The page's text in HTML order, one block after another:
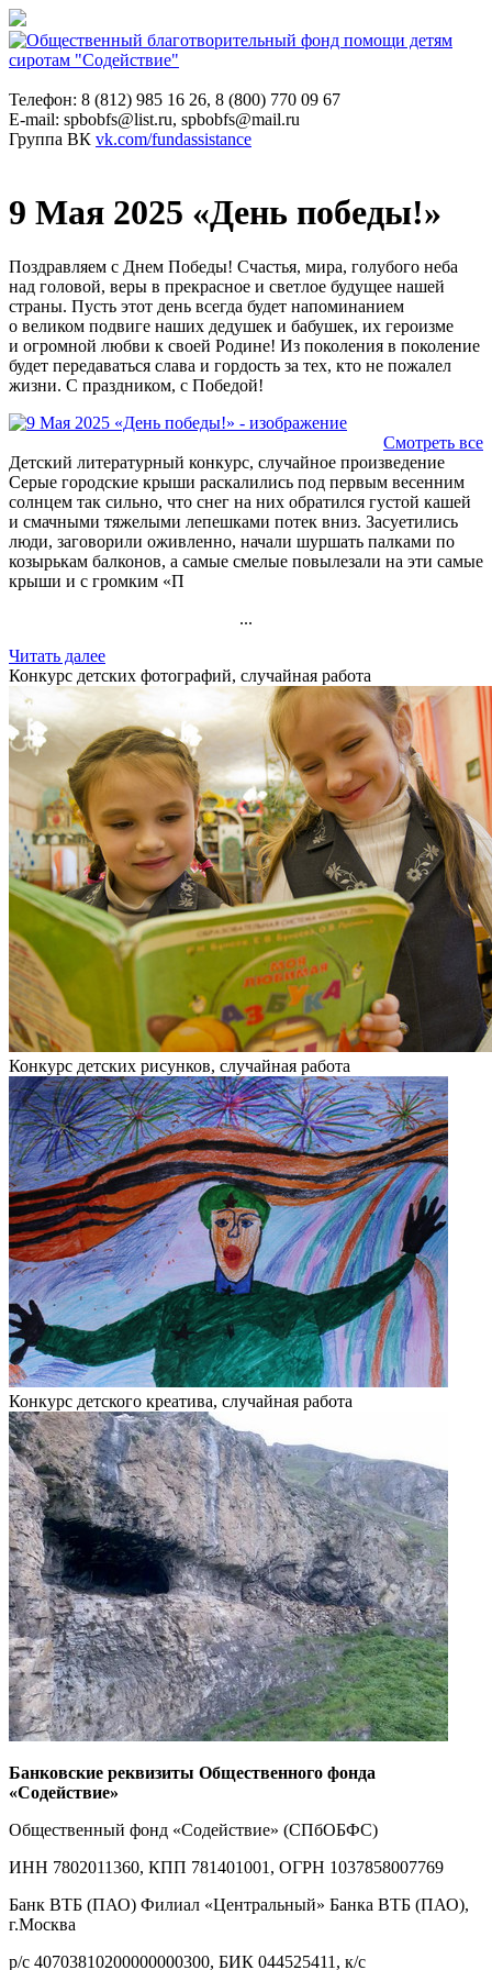
Телефон: 8 (812) 985 16 26, 8 (800) 770 09 67
E-mail: spbobfs@list.ru, spbobfs@mail.ru
Группа ВК vk.com/fundassistance
9 Мая 2025 «День победы!»
Поздравляем с Днем Победы! Счастья, мира, голубого неба
над головой, веры в прекрасное и светлое будущее нашей
страны. Пусть этот день всегда будет напоминанием
о великом подвиге наших дедушек и бабушек, их героизме
и огромной любви к своей Родине! Из поколения в поколение
будет передаваться слава и гордость за тех, кто не пожалел
жизни. С праздником, с Победой!
Смотреть все
Детский литературный конкурс, случайное произведение
Серые городские крыши раскалились под первым весенним
солнцем так сильно, что снег на них обратился густой кашей
и смачными тяжелыми лепешками потек вниз. Засуетились
люди, заговорили оживленно, начали шуршать палками по
козырькам балконов, а самые смелые повылезали на эти самые
крыши и с громким «П
...
Читать далее
Конкурс детских фотографий, случайная работа
Конкурс детских рисунков, случайная работа
Конкурс детского креатива, случайная работа
Банковские реквизиты Общественного фонда
«Содействие»
Общественный фонд «Содействие» (СПбОБФС)
ИНН 7802011360, КПП 781401001, ОГРН 1037858007769
Банк ВТБ (ПАО) Филиал «Центральный» Банка ВТБ (ПАО),
г.Москва
р/с 40703810200000000300, БИК 044525411, к/с